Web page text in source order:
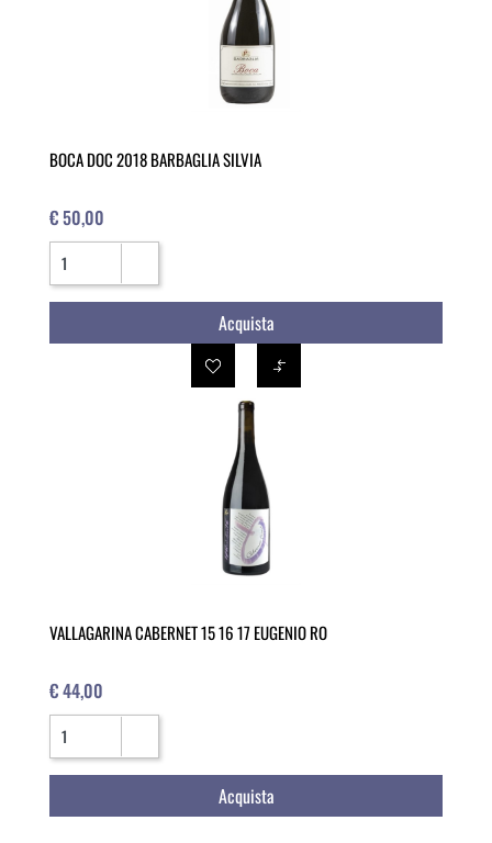
BOCA DOC 2018 BARBAGLIA SILVIA
€ 50,00
Quantità
Acquista
VALLAGARINA CABERNET 15 16 17 EUGENIO RO
€ 44,00
Quantità
Acquista